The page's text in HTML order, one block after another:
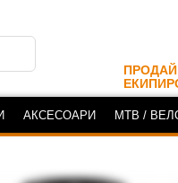
ПРОДАЙ
АКСЕСОАРИ MTB /